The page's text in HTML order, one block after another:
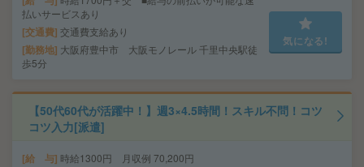
払いサービスあり
交通費 交通費支給あり
勤務地 大阪府豊中市 大阪モノレール 千里中央駅徒
歩5分
気になる!
【50代60代が活躍中！】週3×4.5時間！スキル不問！コツ
コツ入力[派遣]
給 与 時給1300円 月収例 70,200円